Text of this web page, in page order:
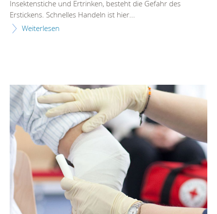
Insektenstiche und Ertrinken, besteht die Gefahr des
Erstickens. Schnelles Handeln ist hier...
Weiterlesen